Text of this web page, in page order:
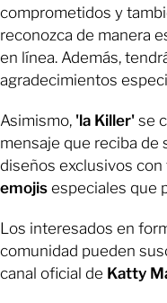
comprometidos y
reconozca de manera
en línea. Además,
agradecimientos
Asimismo, 'la Killer' se
mensaje que reciba de
diseños exclusivos
emojis especiales que
Los interesados en
comunidad pueden
canal oficial de Katty